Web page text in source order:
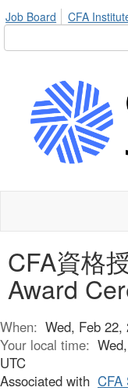
Job Board CFA
CFA資格
Award
When: Wed, Feb
Your local time:
UTC
Associated with CFA